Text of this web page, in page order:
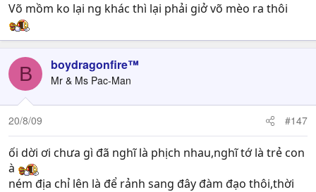
Võ mồm ko lại ng khác thì lại phải giở võ mèo ra thôi
B boydragonfire™
Mr & Ms Pac-Man
20/8/09 #147
ối dời ơi chưa gì đã nghĩ là phịch nhau,nghĩ tớ là trẻ con
à
ném địa chỉ lên là để rảnh sang đây đàm đạo thôi,thời